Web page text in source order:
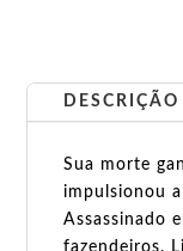
DESCRIÇÃO
Sua morte
impulsionou
Assassinado
fazendeiros.